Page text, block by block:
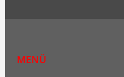
MENÜ